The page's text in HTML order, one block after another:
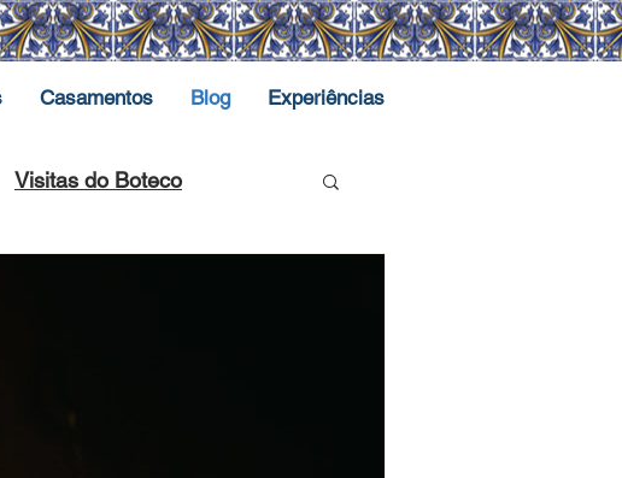
Casamentos Blog Experiências
Visitas do Boteco